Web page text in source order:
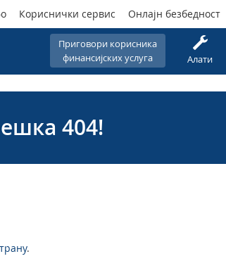
Приговори корисника
финансијских услуга
Алати
Кориснички сервис Онлајн безбедност
404!
.